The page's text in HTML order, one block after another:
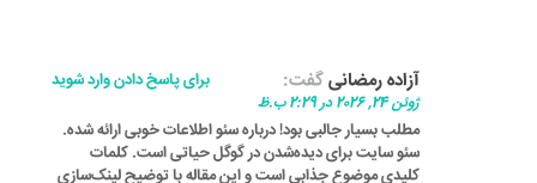
آزاده رمضانیگفت:
ژوئن 24, 2026 در 2:29 ب.ظ
مطلب بسیار جالبی بود! درباره سئو اطلاعات خوبی ارائه شده.
سئو سایت برای دیده‌شدن در گوگل حیاتی است. کلمات
کلیدی موضوع جذابی است و این مقاله با توضیح لینک‌سازی
برای پاسخ دادن وارد شوید